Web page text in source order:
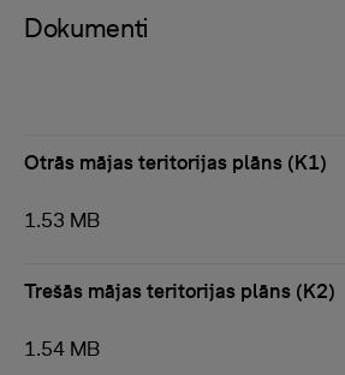
Dokumenti
Otrās mājas teritorijas plāns (K1)
1.53 MB
Trešās mājas teritorijas plāns (K2)
1.54 MB